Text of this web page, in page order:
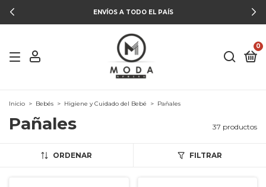
ENVÍOS A TODO EL PAÍS
0
Inicio > Bebés > Higiene y Cuidado del Bebé > Pañales
Pañales 37 productos
ORDENAR FILTRAR